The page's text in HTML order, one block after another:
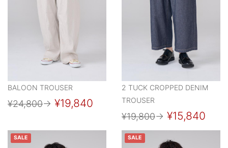
BALOON TROUSER
¥24,800→ ¥19,840
2 TUCK CROPPED DENIM
TROUSER
¥19,800→ ¥15,840
SALE SALE